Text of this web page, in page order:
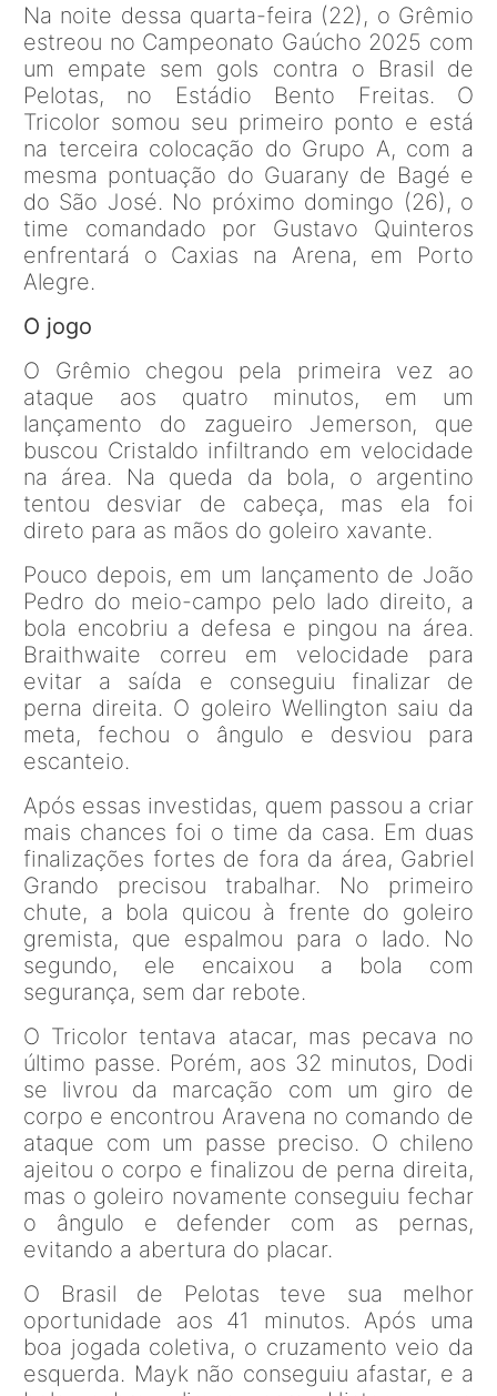
Na noite dessa quarta-feira (22), o Grêmio
estreou no Campeonato Gaúcho 2025 com
um empate sem gols contra o Brasil de
Pelotas, no Estádio Bento Freitas. O
Tricolor somou seu primeiro ponto e está
na terceira colocação do Grupo A, com a
mesma pontuação do Guarany de Bagé e
do São José. No próximo domingo (26), o
time comandado por Gustavo Quinteros
enfrentará o Caxias na Arena, em Porto
Alegre.
O jogo
O Grêmio chegou pela primeira vez ao
ataque aos quatro minutos, em um
lançamento do zagueiro Jemerson, que
buscou Cristaldo infiltrando em velocidade
na área. Na queda da bola, o argentino
tentou desviar de cabeça, mas ela foi
direto para as mãos do goleiro xavante.
Pouco depois, em um lançamento de João
Pedro do meio-campo pelo lado direito, a
bola encobriu a defesa e pingou na área.
Braithwaite correu em velocidade para
evitar a saída e conseguiu finalizar de
perna direita. O goleiro Wellington saiu da
meta, fechou o ângulo e desviou para
escanteio.
Após essas investidas, quem passou a criar
mais chances foi o time da casa. Em duas
finalizações fortes de fora da área, Gabriel
Grando precisou trabalhar. No primeiro
chute, a bola quicou à frente do goleiro
gremista, que espalmou para o lado. No
segundo, ele encaixou a bola com
segurança, sem dar rebote.
O Tricolor tentava atacar, mas pecava no
último passe. Porém, aos 32 minutos, Dodi
se livrou da marcação com um giro de
corpo e encontrou Aravena no comando de
ataque com um passe preciso. O chileno
ajeitou o corpo e finalizou de perna direita,
mas o goleiro novamente conseguiu fechar
o ângulo e defender com as pernas,
evitando a abertura do placar.
O Brasil de Pelotas teve sua melhor
oportunidade aos 41 minutos. Após uma
boa jogada coletiva, o cruzamento veio da
esquerda. Mayk não conseguiu afastar, e a